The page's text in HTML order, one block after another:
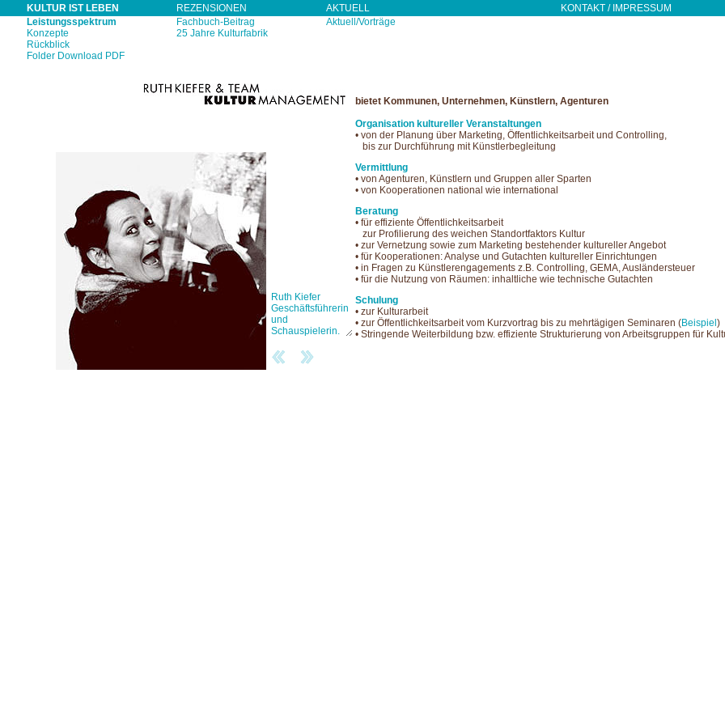
KULTUR IST LEBEN REZENSIONEN AKTUELL
KONTAKT / IMPRESSUM
Leistungsspektrum
Konzepte
Rückblick
Folder Download PDF
Fachbuch-Beitrag
25 Jahre Kulturfabrik
Aktuell/Vorträge
bietet Kommunen, Unternehmen, Künstlern, Agenturen
Organisation kultureller Veranstaltungen
• von der Planung über Marketing, Öffentlichkeitsarbeit und Controlling,
bis zur Durchführung mit Künstlerbegleitung
Vermittlung
• von Agenturen, Künstlern und Gruppen aller Sparten
• von Kooperationen national wie international
Beratung
• für effiziente Öffentlichkeitsarbeit
zur Profilierung des weichen Standortfaktors Kultur
• zur Vernetzung sowie zum Marketing bestehender kultureller Angebot
• für Kooperationen: Analyse und Gutachten kultureller Einrichtungen
• in Fragen zu Künstlerengagements z.B. Controlling, GEMA, Ausländersteuer
• für die Nutzung von Räumen: inhaltliche wie technische Gutachten
Schulung
• zur Kulturarbeit
• zur Öffentlichkeitsarbeit vom Kurzvortrag bis zu mehrtägigen Seminaren (Beispiel )
• Stringende Weiterbildung bzw. effiziente Strukturierung von Arbeitsgruppen für